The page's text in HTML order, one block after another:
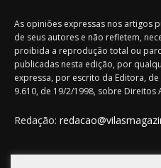
As opiniões expressas nos artigos
de seus autores e não refletem,
proibida a reprodução total ou
publicadas nesta edição, por
expressa, por escrito da Editora,
9.610, de 19/2/1998, sobre Direitos
Redação: